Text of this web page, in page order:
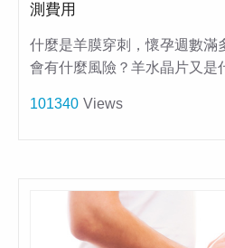
測費用
什麼是羊膜穿刺，懷孕週數滿
會有什麼風險？羊水晶片又是
101340 Views